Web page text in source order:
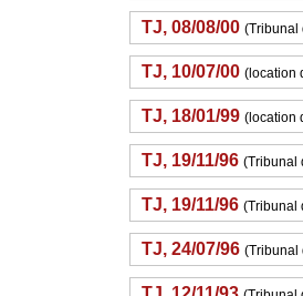
TJ, 08/08/00 (Tribunal
TJ, 10/07/00 (location
TJ, 18/01/99 (location
TJ, 19/11/96 (Tribunal
TJ, 19/11/96 (Tribunal
TJ, 24/07/96 (Tribunal